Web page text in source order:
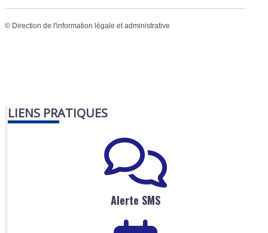
© Direction de l'information légale et administrative
LIENS PRATIQUES
Alerte SMS